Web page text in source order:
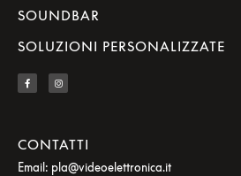
SOUNDBAR
SOLUZIONI PERSONALIZZATE
CONTATTI
Email: pla@videoelettronica.it